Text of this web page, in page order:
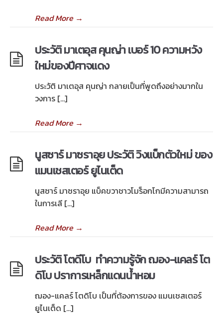
Read More→
ประวัติ มาเตอุส คุนญ่า เบอร์ 10 ความหวัง
ใหม่ของปีศาจแดง
ประวัติ มาเตอุส คุนญ่า กลายเป็นที่พูดถึงอย่างมากใน
วงการ […]
Read More→
นูสซาร์ มาซราอุย ประวัติ วิงแบ็กตัวใหม่ ของ
แมนเชสเตอร์ ยูไนเต็ด
นูสซาร์ มาซราอุย แบ็คขวาชาวโมร็อกโกมีความสามารถ
ในการเลี […]
Read More→
ประวัติ โตดีโบ ทำความรู้จัก ฌอง-แคลร์ โต
ดิโบ ปราการเหล็กแดนน้ำหอม
ฌอง-แคลร์ โตดิโบ เป็นที่ต้องการของ แมนเชสเตอร์
ยูไนเต็ด […]